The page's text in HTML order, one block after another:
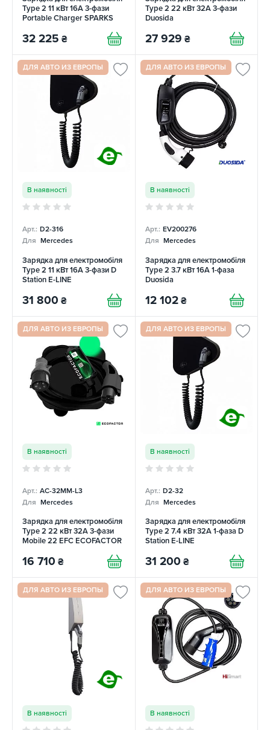
Type 2 11 кВт 16A 3-фази
Portable Charger SPARKS
32 225 ₴
Type 2 22 кВт 32A 3-фази
Duosida
27 929 ₴
ДЛЯ АВТО ИЗ ЕВРОПЫ
В наявності
Арт.: D2-316
Для Mercedes
Зарядка для електромобіля
Type 2 11 кВт 16A 3-фази D
Station E-LINE
31 800 ₴
ДЛЯ АВТО ИЗ ЕВРОПЫ
В наявності
Арт.: EV200276
Для Mercedes
Зарядка для електромобіля
Type 2 3.7 кВт 16А 1-фаза
Duosida
12 102 ₴
ДЛЯ АВТО ИЗ ЕВРОПЫ
В наявності
Арт.: AC-32MM-L3
Для Mercedes
Зарядка для електромобіля
Type 2 22 кВт 32А 3-фази
Mobile 22 EFC ECOFACTOR
16 710 ₴
ДЛЯ АВТО ИЗ ЕВРОПЫ
В наявності
Арт.: D2-32
Для Mercedes
Зарядка для електромобіля
Type 2 7.4 кВт 32A 1-фаза D
Station E-LINE
31 200 ₴
ДЛЯ АВТО ИЗ ЕВРОПЫ
В наявності
ДЛЯ АВТО ИЗ ЕВРОПЫ
В наявності